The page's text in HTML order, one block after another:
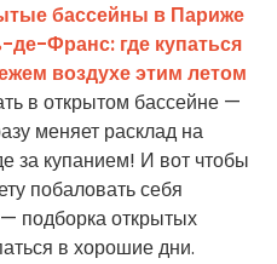
бассейны в Париже
де-Франс: где купаться
воздухе этим летом
в открытом бассейне —
меняет расклад на
за купанием! И вот чтобы
побаловать себя
подборка открытых
в хорошие дни.